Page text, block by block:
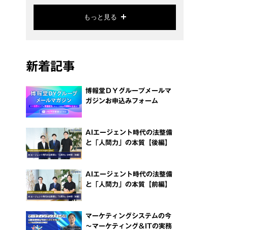
もっと見る
新着記事
博報堂ＤＹグループメールマ
ガジンお申込みフォーム
AIエージェント時代の法整備
と「人間力」の本質【後編】
AIエージェント時代の法整備
と「人間力」の本質【前編】
マーケティングシステムの今
～マーケティング＆ITの実務